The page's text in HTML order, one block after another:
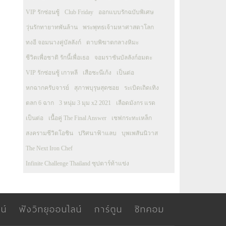
VIP รักซ่อนชู้ Club Friday ออกแบบรักฉบับพิเศษ
วุ่นรักทายาทพันล้าน พระพุทธเจ้ามหาศาสดาโลก
ทงอี จอมนางคู่บัลลังก์ ดาบพิฆาตกลางหิมะ
ชีวิตเพื่อชาติ รักนี้เพื่อเธอ จอมราชันบัลลังก์อมตะ
VIP รักซ่อนชู้ เกาหลี เสือชะนีเก้ง เป็นต่อ
หกฉากครับจารย์ สุภาพบุรุษสุดซอย ระเบิดเถิดเทิง
ตลก 6 ฉาก 3 หนุ่ม 3 มุม x2 2021 เลือดมังกร แรด
เป็นต่อ เนื้อคู่ The Final Answer เชฟกระทะเหล็ก
สงครามชีวิตโอชิน ปริศนาฟ้าแลบ บุพเพสันนิวาส
The Next Iron Chef
Infinite Challenge Thailand ซุปตาร์ท้าแข่ง
ฟังวิทยุออนไลน์ การ์ตูน ซิทคอม